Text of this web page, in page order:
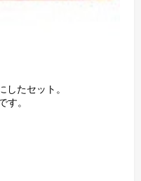
したセット。
す。